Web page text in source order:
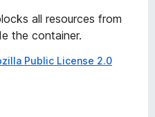
all resources from
the container.
Public License 2.0